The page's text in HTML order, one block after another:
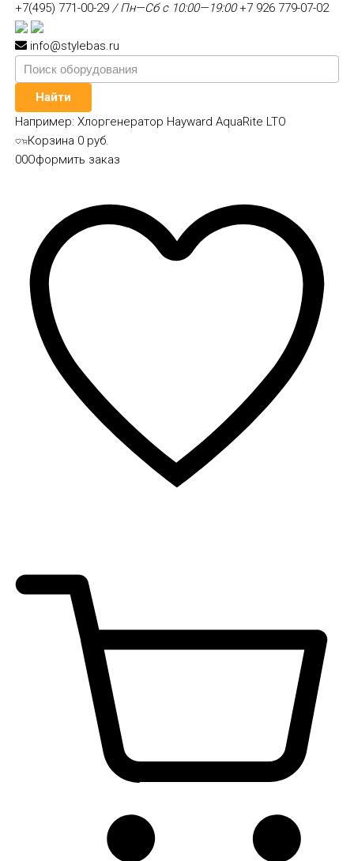
+7(495) 771-00-29 / Пн—Сб с 10:00—19:00 +7 926 779-07-02
info@stylebas.ru
Найти
Например: Хлоргенератор Hayward AquaRite LTO
00
Корзина 0 руб.
Оформить заказ